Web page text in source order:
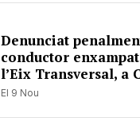
Denunciat
conductor
l’Eix Transversal, a
El 9 Nou